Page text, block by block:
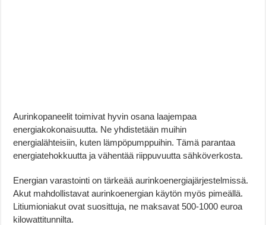
Aurinkopaneelit toimivat hyvin osana laajempaa
energiakokonaisuutta. Ne yhdistetään muihin
energialähteisiin, kuten lämpöpumppuihin. Tämä parantaa
energiatehokkuutta ja vähentää riippuvuutta sähköverkosta.
Energian varastointi on tärkeää aurinkoenergiajärjestelmissä.
Akut mahdollistavat aurinkoenergian käytön myös pimeällä.
Litiumioniakut ovat suosittuja, ne maksavat 500-1000 euroa
kilowattitunnilta.